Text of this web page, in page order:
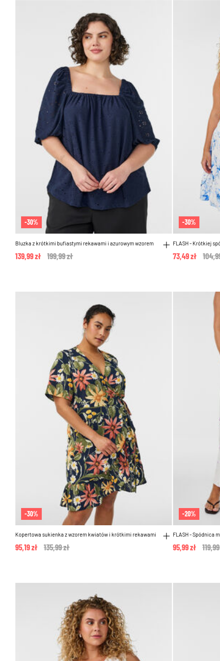
-30%
Bluzka z krótkimi bufiastymi rekawami i azurowym wzorem
Price reduced from
199,99 zł
139,99 zł
-30%
FLASH - Krótkiej
Price
73,49 zł
-30%
Kopertowa sukienka z wzorem kwiatów i krótkimi rekawami
Price reduced from
135,99 zł
95,19 zł
-20%
FLASH - Spódnica
Price
95,99 zł